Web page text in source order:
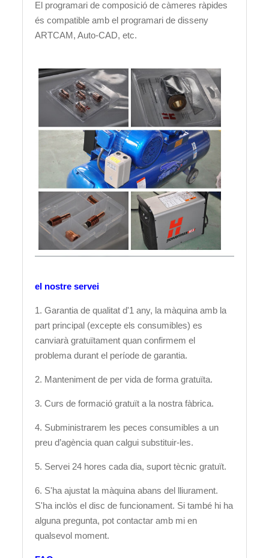
El programari de composició de càmeres ràpides
és compatible amb el programari de disseny
ARTCAM, Auto-CAD, etc.
el nostre servei
1. Garantia de qualitat d'1 any, la màquina amb la
part principal (excepte els consumibles) es
canviarà gratuïtament quan confirmem el
problema durant el període de garantia.
2. Manteniment de per vida de forma gratuïta.
3. Curs de formació gratuït a la nostra fàbrica.
4. Subministrarem les peces consumibles a un
preu d’agència quan calgui substituir-les.
5. Servei 24 hores cada dia, suport tècnic gratuït.
6. S'ha ajustat la màquina abans del lliurament.
S'ha inclòs el disc de funcionament. Si també hi ha
alguna pregunta, pot contactar amb mi en
qualsevol moment.